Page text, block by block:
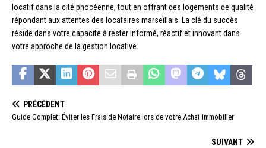
locatif dans la cité phocéenne, tout en offrant des logements de qualité
répondant aux attentes des locataires marseillais. La clé du succès
réside dans votre capacité à rester informé, réactif et innovant dans
votre approche de la gestion locative.
PRÉCÉDENT
Guide Complet: Éviter les Frais de Notaire lors de votre Achat Immobilier
SUIVANT